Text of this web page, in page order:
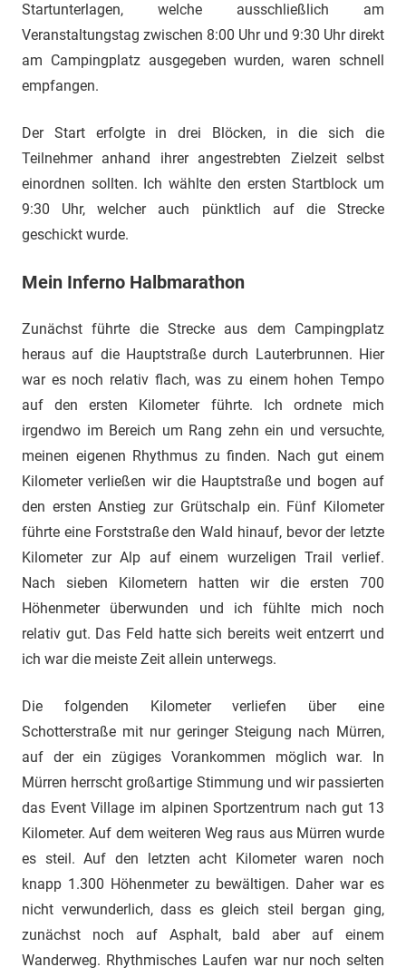
Startunterlagen, welche ausschließlich am
Veranstaltungstag zwischen 8:00 Uhr und 9:30 Uhr direkt
am Campingplatz ausgegeben wurden, waren schnell
empfangen.
Der Start erfolgte in drei Blöcken, in die sich die
Teilnehmer anhand ihrer angestrebten Zielzeit selbst
einordnen sollten. Ich wählte den ersten Startblock um
9:30 Uhr, welcher auch pünktlich auf die Strecke
geschickt wurde.
Mein Inferno Halbmarathon
Zunächst führte die Strecke aus dem Campingplatz
heraus auf die Hauptstraße durch Lauterbrunnen. Hier
war es noch relativ flach, was zu einem hohen Tempo
auf den ersten Kilometer führte. Ich ordnete mich
irgendwo im Bereich um Rang zehn ein und versuchte,
meinen eigenen Rhythmus zu finden. Nach gut einem
Kilometer verließen wir die Hauptstraße und bogen auf
den ersten Anstieg zur Grütschalp ein. Fünf Kilometer
führte eine Forststraße den Wald hinauf, bevor der letzte
Kilometer zur Alp auf einem wurzeligen Trail verlief.
Nach sieben Kilometern hatten wir die ersten 700
Höhenmeter überwunden und ich fühlte mich noch
relativ gut. Das Feld hatte sich bereits weit entzerrt und
ich war die meiste Zeit allein unterwegs.
Die folgenden Kilometer verliefen über eine
Schotterstraße mit nur geringer Steigung nach Mürren,
auf der ein zügiges Vorankommen möglich war. In
Mürren herrscht großartige Stimmung und wir passierten
das Event Village im alpinen Sportzentrum nach gut 13
Kilometer. Auf dem weiteren Weg raus aus Mürren wurde
es steil. Auf den letzten acht Kilometer waren noch
knapp 1.300 Höhenmeter zu bewältigen. Daher war es
nicht verwunderlich, dass es gleich steil bergan ging,
zunächst noch auf Asphalt, bald aber auf einem
Wanderweg. Rhythmisches Laufen war nur noch selten